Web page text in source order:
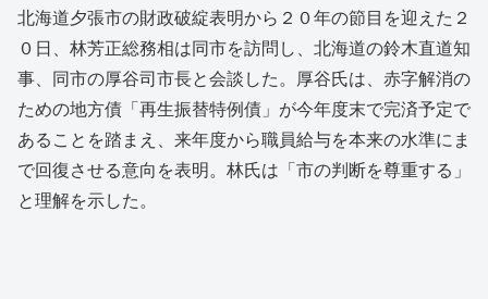
北海道夕張市の財政破綻表明から２０年の節目を迎えた２
０日、林芳正総務相は同市を訪問し、北海道の鈴木直道知
事、同市の厚谷司市長と会談した。厚谷氏は、赤字解消の
ための地方債「再生振替特例債」が今年度末で完済予定で
あることを踏まえ、来年度から職員給与を本来の水準にま
で回復させる意向を表明。林氏は「市の判断を尊重する」
と理解を示した。